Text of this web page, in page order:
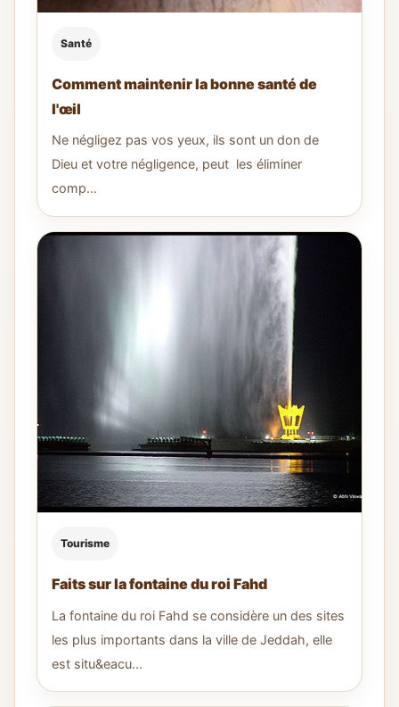
Santé
Comment maintenir la bonne santé de
l'œil
Ne négligez pas vos yeux, ils sont un don de
Dieu et votre négligence, peut les éliminer
comp...
Tourisme
Faits sur la fontaine du roi Fahd
La fontaine du roi Fahd se considère un des sites
les plus importants dans la ville de Jeddah, elle
est situ&eacu...